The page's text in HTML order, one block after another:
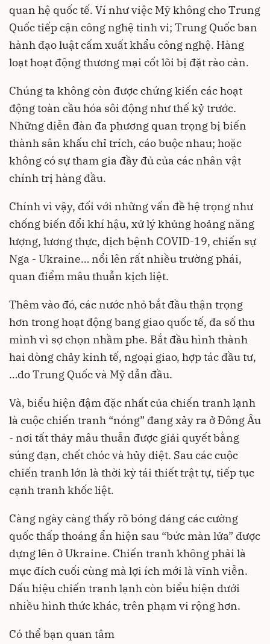
quan hệ quốc tế. Ví như việc Mỹ không cho Trung
Quốc tiếp cận công nghệ tinh vi; Trung Quốc ban
hành đạo luật cấm xuất khẩu công nghệ. Hàng
loạt hoạt động thương mại cốt lõi bị đặt rào cản.
Chúng ta không còn được chứng kiến các hoạt
động toàn cầu hóa sôi động như thế kỷ trước.
Những diễn đàn đa phương quan trọng bị biến
thành sân khấu chỉ trích, cáo buộc nhau; hoặc
không có sự tham gia đầy đủ của các nhân vật
chính trị hàng đầu.
Chính vì vậy, đối với những vấn đề hệ trọng như
chống biến đổi khí hậu, xử lý khủng hoảng năng
lượng, lương thực, dịch bệnh COVID-19, chiến sự
Nga - Ukraine… nổi lên rất nhiều trường phái,
quan điểm mâu thuẫn kịch liệt.
Thêm vào đó, các nước nhỏ bắt đầu thận trọng
hơn trong hoạt động bang giao quốc tế, đa số thu
mình vì sợ chọn nhầm phe. Bắt đầu hình thành
hai dòng chảy kinh tế, ngoại giao, hợp tác đầu tư,
…do Trung Quốc và Mỹ dẫn đầu.
Và, biểu hiện đậm đặc nhất của chiến tranh lạnh
là cuộc chiến tranh “nóng” đang xảy ra ở Đông Âu
- nơi tất thảy mâu thuẫn được giải quyết bằng
súng đạn, chết chóc và hủy diệt. Sau các cuộc
chiến tranh lớn là thời kỳ tái thiết trật tự, tiếp tục
cạnh tranh khốc liệt.
Càng ngày càng thấy rõ bóng dáng các cường
quốc thấp thoáng ẩn hiện sau “bức màn lửa” được
dựng lên ở Ukraine. Chiến tranh không phải là
mục đích cuối cùng mà lợi ích mới là vĩnh viễn.
Dấu hiệu chiến tranh lạnh còn biểu hiện dưới
nhiều hình thức khác, trên phạm vi rộng hơn.
Có thể bạn quan tâm